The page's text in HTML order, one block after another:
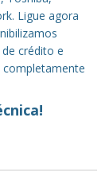
Ligue agora
crédito e